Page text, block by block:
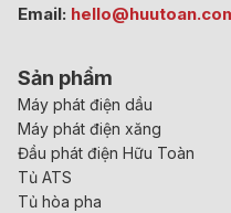
Email:
Sản phẩm
Máy phát điện dầu
Máy phát điện xăng
Đầu phát điện Hữu Toàn
Tủ ATS
Tủ hòa pha